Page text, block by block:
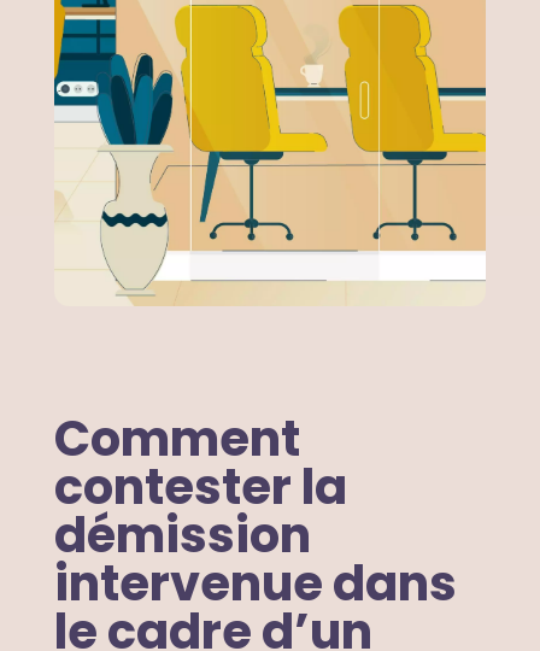
Comment
contester la
démission
intervenue dans
le cadre d’un